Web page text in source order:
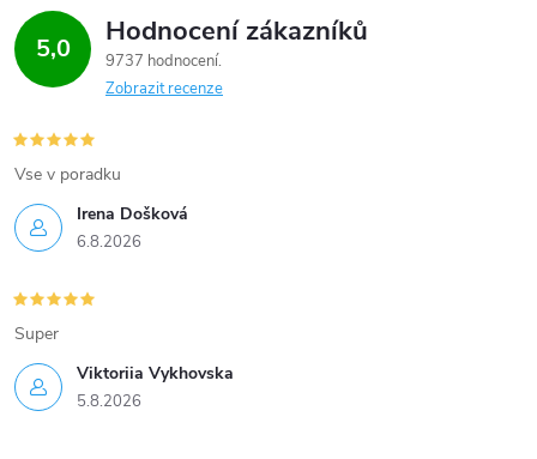
5,0 Hodnocení zákazníků
9737 hodnocení
Zobrazit recenze
Irena Došková
6.8.2026
Vse v poradku
Viktoriia Vykhovska
5.8.2026
Super